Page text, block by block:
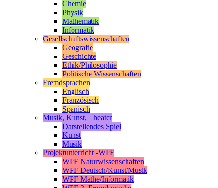
Chemie
Physik
Mathematik
Informatik
Gesellschaftswissenschaften
Geografie
Geschichte
Ethik/Philosophie
Politische Wissenschaften
Fremdsprachen
Englisch
Französisch
Spanisch
Musik, Kunst, Theater
Darstellendes Spiel
Kunst
Musik
Projektunterricht -WPF
WPF Naturwissenschaften
WPF Deutsch/Kunst/Musik
WPF Mathe/Informatik